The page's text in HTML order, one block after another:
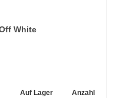
White
Auf Lager Anzahl